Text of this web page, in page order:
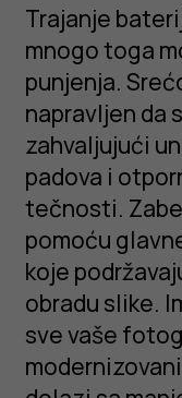
Trajanje
mnogo toga
punjenja.
napravljen da
zahvaljujući
padova i
tečnosti.
pomoću
koje
obradu slike.
sve vaše